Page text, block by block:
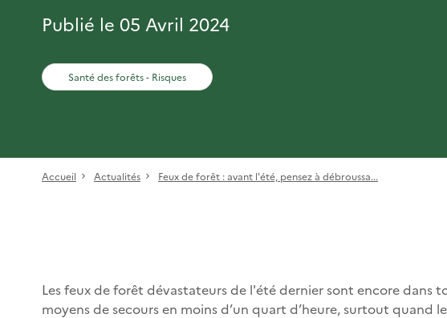
Publié le 05 Avril 2024
Santé des forêts - Risques
Accueil Actualités Feux de forêt : avant l'été, pensez à débroussa...
Les feux de forêt dévastateurs de l'été dernier sont encore dans
moyens de secours en moins d’un quart d’heure, surtout quand